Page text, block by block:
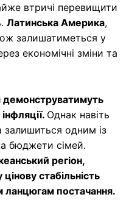
втричі перевищити
Латинська Америка,
залишатиметься у
економічні зміни та
демонструватимуть
Однак навіть
одним із
бюджети сімей.
регіон,
стабільність
ланцюгам постачання.